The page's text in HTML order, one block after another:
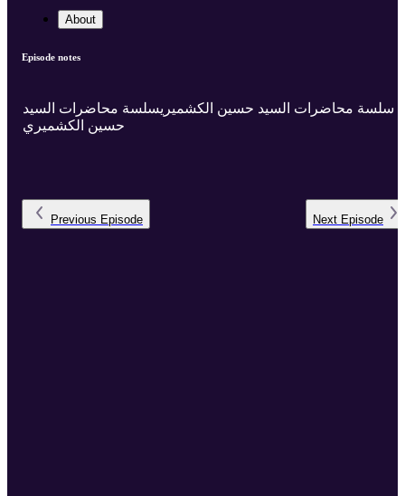
About
Episode notes
سلسة محاضرات السيد حسين الكشميريسلسة محاضرات السيد
حسين الكشميري
Previous Episode Next Episode